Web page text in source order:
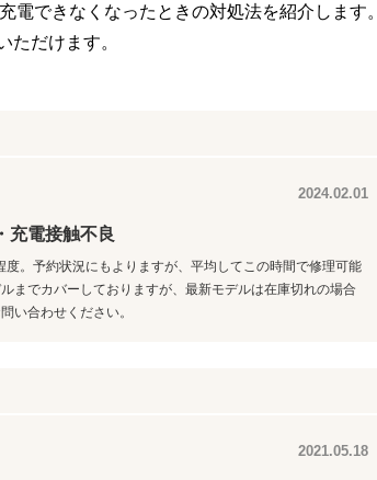
できなくなったときの対処法を紹介します。
ただけます。
2024.02.01
充電接触不良
。予約状況にもよりますが、平均してこの時間で修理可能
までカバーしておりますが、最新モデルは在庫切れの場合
い合わせください。
2021.05.18